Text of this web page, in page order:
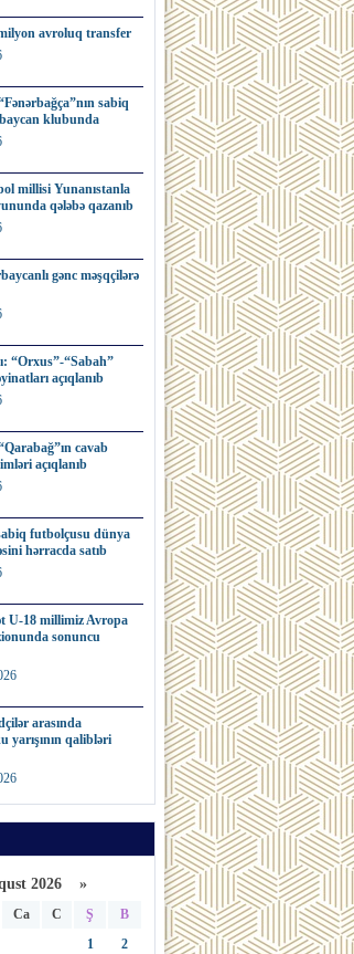
avroluq transfer
sabiq
klubunda
millisi Yunanıstanla
qələbə qazanıb
gənc məşqçilərə
“Orxus”-“Sabah”
açıqlanıb
cavab
açıqlanıb
futbolçusu dünya
hərracda satıb
U-18 millimiz Avropa
sonuncu
arasında
yarışının qalibləri
2026 »
Ca C Ş
B
1
2